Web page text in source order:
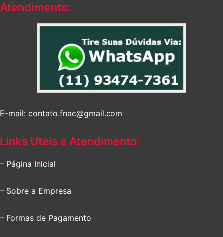
Atendimento:
E-mail: contato.fnac@gmail.com
Links Úteis e Atendimento:
– Página Inicial
– Sobre a Empresa
– Formas de Pagamento